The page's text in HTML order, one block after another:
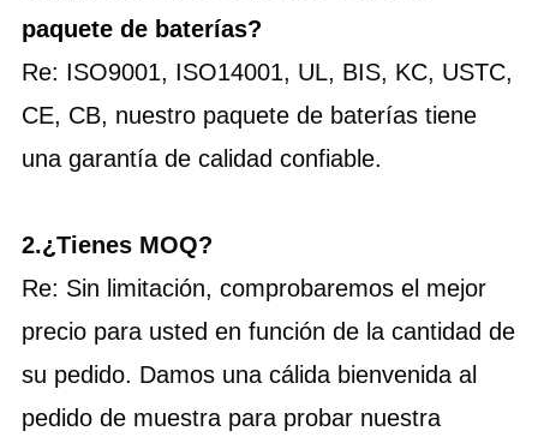
paquete de baterías?
Re: ISO9001, ISO14001, UL, BIS, KC, USTC,
CE, CB, nuestro paquete de baterías tiene
una garantía de calidad confiable.
2.¿Tienes MOQ?
Re: Sin limitación, comprobaremos el mejor
precio para usted en función de la cantidad de
su pedido. Damos una cálida bienvenida al
pedido de muestra para probar nuestra